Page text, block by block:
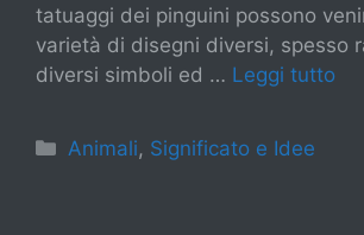
tatuaggi dei pinguini possono
varietà di disegni diversi, spesso
diversi simboli ed … Leggi tutto
Categorie
Animali, Significato e Idee